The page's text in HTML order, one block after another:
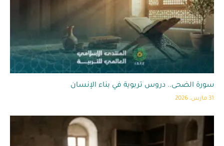
سورة الضحى.. دروس تربوية في بناء الإنسان
31 مارس، 2026